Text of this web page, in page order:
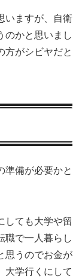
いますが、自衛
のかと思いまし
方がシビヤだと
準備が必要かと
しても大学や留
職で一人暮らし
思うのでお金が
大学行くにして